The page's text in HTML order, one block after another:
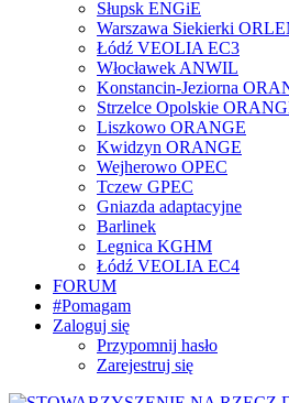
Słupsk ENGiE
Warszawa Siekierki
Łódź VEOLIA EC3
Włocławek ANWIL
Konstancin-Jeziorna
Strzelce Opolskie
Liszkowo ORANGE
Kwidzyn ORANGE
Wejherowo OPEC
Tczew GPEC
Gniazda adaptacyjne
Barlinek
Legnica KGHM
Łódź VEOLIA EC4
FORUM
#Pomagam
Zaloguj się
Przypomnij hasło
Zarejestruj się